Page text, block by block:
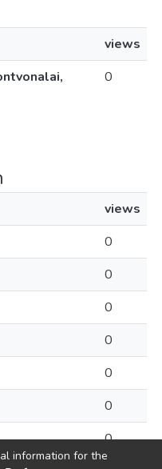
views
0
views
0
0
0
0
0
0
0
information for the